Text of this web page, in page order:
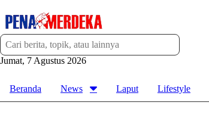
Jumat, 7 Agustus 2026
Beranda News Laput Lifestyle